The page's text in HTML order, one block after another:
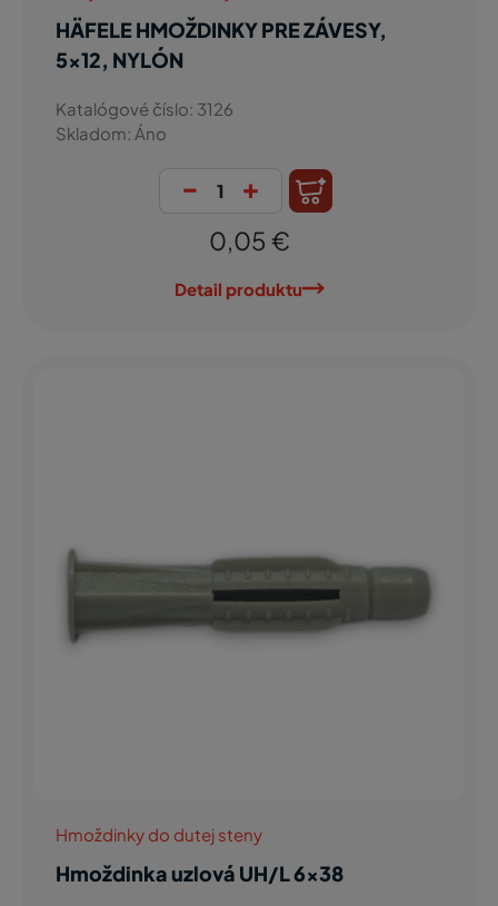
HÄFELE HMOŽDINKY PRE ZÁVESY,
5x12, NYLÓN
Katalógové číslo: 3126
Skladom: Áno
- +
0,05 €
Detail produktu
Hmoždinky do dutej steny
Hmoždinka uzlová UH/L 6x38